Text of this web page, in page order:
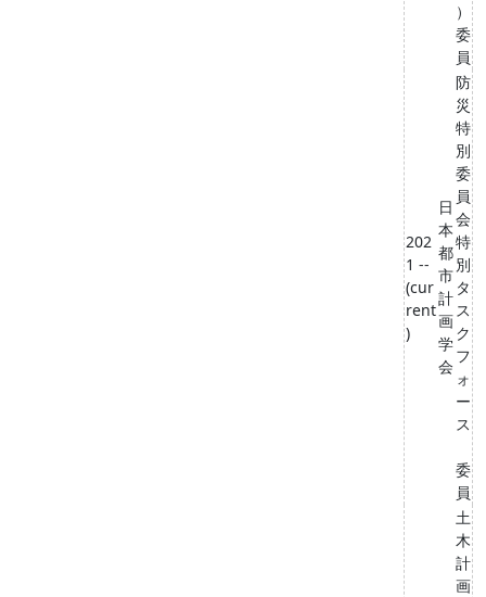
）
委
員
202
1 --
(cur
rent
)
日
本
都
市
計
画
学
会
防
災
特
別
委
員
会
特
別
タ
ス
ク
フ
ォ
ー
ス
委
員
土
木
計
画